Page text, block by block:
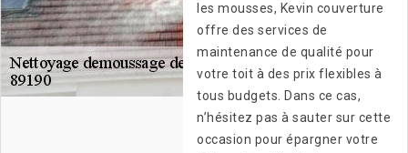
les mousses, Kevin couverture
offre des services de
maintenance de qualité pour
votre toit à des prix flexibles à
tous budgets. Dans ce cas,
n’hésitez pas à sauter sur cette
occasion pour épargner votre